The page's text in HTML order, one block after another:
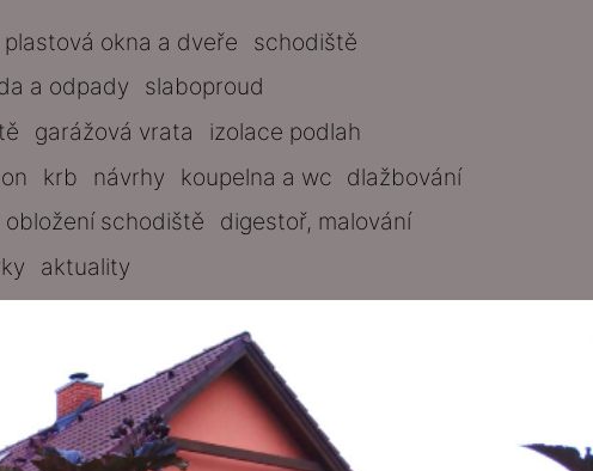
plastová okna a dveře
schodiště
a odpady
slaboproud
garážová vrata
izolace podlah
krb návrhy koupelna a wc dlažbování
obložení schodiště
digestoř, malování
aktuality